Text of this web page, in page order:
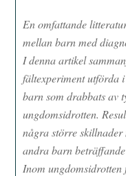
En omfattande
mellan barn med
I denna artikel
fältexperiment utförda
barn som drabbats av
ungdomsidrotten.
några större skillnader
andra barn
Inom